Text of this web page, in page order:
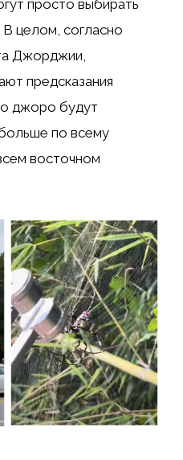
просто выбирать
целом, согласно
Джорджии,
предсказания
джоро будут
по всему
восточном